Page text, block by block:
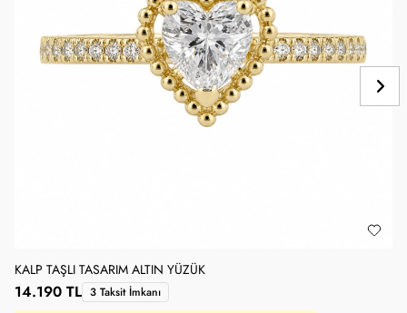
KALP TAŞLI TASARIM ALTIN YÜZÜK
14.190 TL 3 Taksit İmkanı